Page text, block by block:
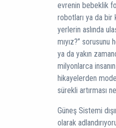
evrenin bebeklik
robotları ya da bir
yerlerin aslında
mıyız?”
ya da yakın
milyonlarca
hikayelerden
sürekli artırması
Güneş Sistemi
olarak